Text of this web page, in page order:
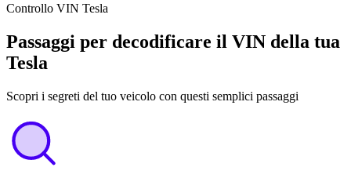
Controllo VIN Tesla
Passaggi per decodificare il VIN della tua
Tesla
Scopri i segreti del tuo veicolo con questi semplici passaggi